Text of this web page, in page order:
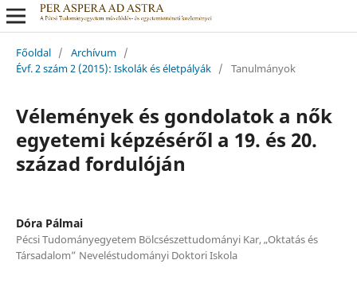
Főoldal / Archívum /
Évf. 2 szám 2 (2015): Iskolák és életpályák / Tanulmányok
Vélemények és gondolatok a nők
egyetemi képzéséről a 19. és 20.
század fordulóján
Dóra Pálmai
Pécsi Tudományegyetem Bölcsészettudományi Kar, „Oktatás és
Társadalom” Neveléstudományi Doktori Iskola